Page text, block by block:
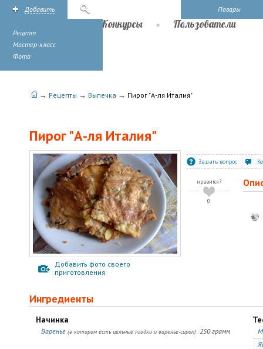
Повары
Добавить
Рецепт
Мастер-класс
Фото
Конкурсы Пользователи
→ Рецепты → Выпечка → Пирог "А-ля Италия"
Пирог "А-ля Италия"
Добавить фото своего
приготовления
Задать вопрос
нравится?
0
Ингредиенты
Начинка
250 грамм
Варенье (в котором есть цельные ягодки и варенье-сироп)